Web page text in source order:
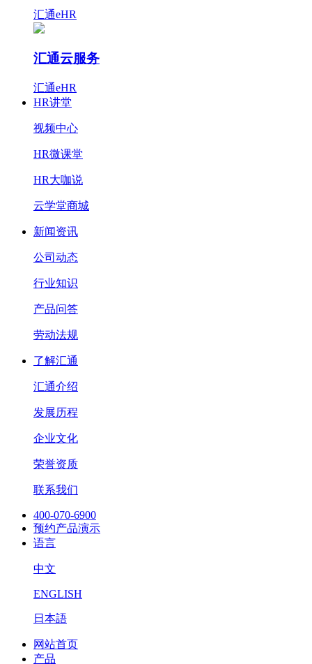
汇通eHR
汇通云服务
汇通eHR
HR讲堂
视频中心
HR微课堂
HR大咖说
云学堂商城
新闻资讯
公司动态
行业知识
产品问答
劳动法规
了解汇通
汇通介绍
发展历程
企业文化
荣誉资质
联系我们
400-070-6900
预约产品演示
语言
中文
ENGLISH
日本語
网站首页
产品